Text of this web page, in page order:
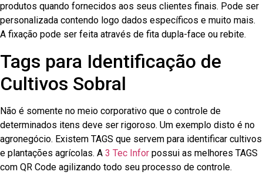
produtos quando fornecidos aos seus clientes finais. Pode ser
personalizada contendo logo dados específicos e muito mais.
A fixação pode ser feita através de fita dupla-face ou rebite.
Tags para Identificação de
Cultivos Sobral
Não é somente no meio corporativo que o controle de
determinados itens deve ser rigoroso. Um exemplo disto é no
agronegócio. Existem TAGS que servem para identificar cultivos
e plantações agrícolas. A 3 Tec Infor possui as melhores TAGS
com QR Code agilizando todo seu processo de controle.